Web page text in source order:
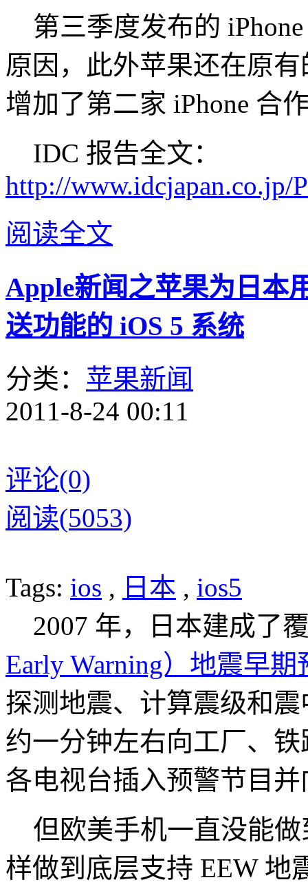
第三季度发布的
原因，此外苹果还在原
增加了第二家 iPhone 合
IDC 报告全文：
http://www.idcjapan.co.jp/
阅读全文
Apple新闻之苹果为日本
送功能的 iOS 5 系统
分类： 苹果新闻
2011-8-24 00:11
评论(0)
阅读(5053)
Tags: ios , 日本 , ios5
2007 年，日本建成了
Early Warning）地震早期
探测地震、计算震级和
约一分钟左右向工厂、
各电视台插入预警节目
但欧美手机一直没能做
样做到底层支持 EEW 地